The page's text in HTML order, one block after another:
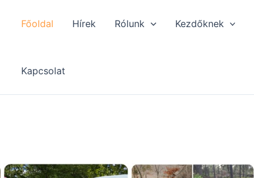
Főoldal Hírek Rólunk Kezdőknek
Kapcsolat